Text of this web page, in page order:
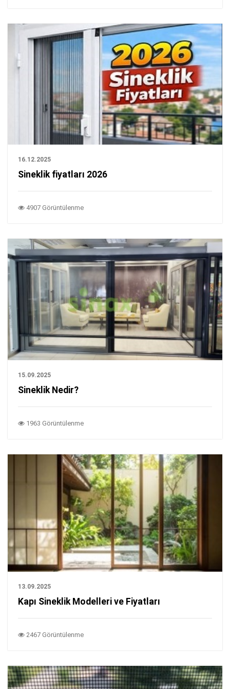
16.12.2025
Sineklik fiyatları 2026
4907 Görüntülenme
15.09.2025
Sineklik Nedir?
1963 Görüntülenme
13.09.2025
Kapı Sineklik Modelleri ve Fiyatları
2467 Görüntülenme